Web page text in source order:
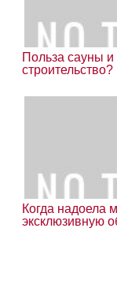
Польза сауны и
строительство?
Когда надоела
эксклюзивную